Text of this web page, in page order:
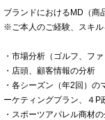
ブランドにおけるMD（商
※ご本人のご経験、スキル
・市場分析（ゴルフ、フ
・店頭、顧客情報の分析
・各シーズン（年2回）
ーケティングプラン、４P
・スポーツアパレル商材